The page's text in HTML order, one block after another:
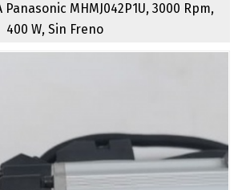
MHMJ042P1U, 3000 Rpm,
400 W, Sin Freno